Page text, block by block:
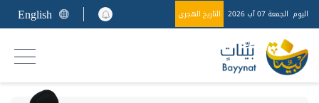
اليوم الجمعة 07 آب 2026 التاريخ الهجري English